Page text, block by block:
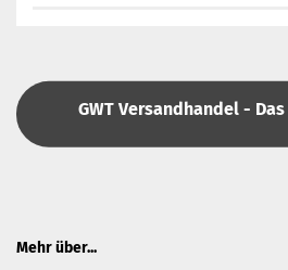
GWT Versandhandel -
Mehr über...